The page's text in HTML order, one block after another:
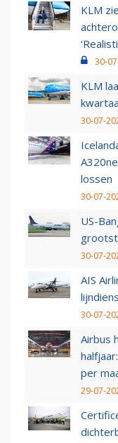
KLM
30-
KLM
30-07-
lossen
30-07-
US-
30-07-
AIS
30-07-
Airbus
per
29-07-